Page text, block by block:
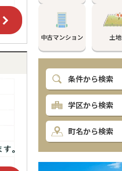
中古マンション 土地
条件から検索
学区から検索
町名から検索